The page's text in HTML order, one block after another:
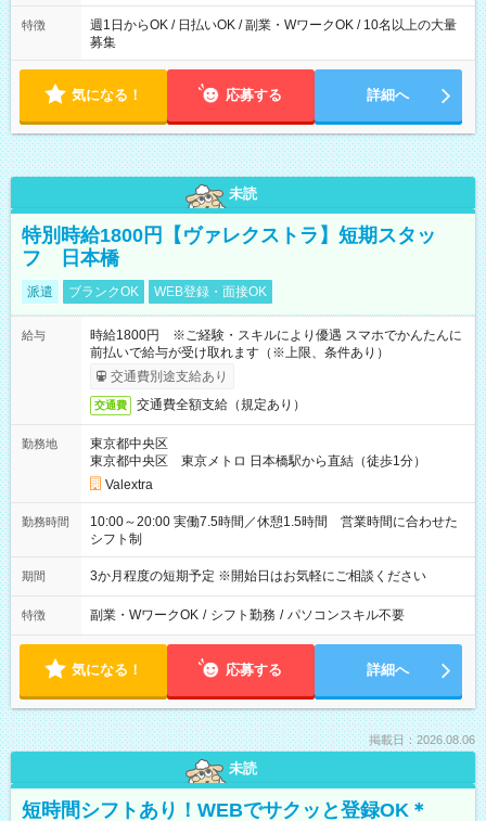
特徴
週1日からOK / 日払いOK / 副業・WワークOK / 10名以上の大量
募集
気になる！ 応募する 詳細へ
未読
特別時給1800円【ヴァレクストラ】短期スタッ
フ 日本橋
派遣 ブランクOK WEB登録・面接OK
給与
時給1800円 ※ご経験・スキルにより優遇 スマホでかんたんに
前払いで給与が受け取れます（※上限、条件あり）
交通費別途支給あり
交通費 交通費全額支給（規定あり）
勤務地
東京都中央区
東京都中央区 東京メトロ 日本橋駅から直結（徒歩1分）
Valextra
勤務時間
10:00～20:00 実働7.5時間／休憩1.5時間 営業時間に合わせた
シフト制
期間 3か月程度の短期予定 ※開始日はお気軽にご相談ください
特徴 副業・WワークOK / シフト勤務 / パソコンスキル不要
気になる！ 応募する 詳細へ
掲載日：2026.08.06
未読
短時間シフトあり！WEBでサクッと登録OK＊